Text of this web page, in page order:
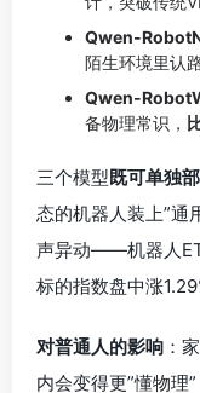
Qwen-
陌生环境里认
Qwen-
备物理常识，
三个模型既可单独
态的机器人装上”通
声异动——机器人
标的指数盘中涨
对普通人的影响 ：
内会变得更”懂物理